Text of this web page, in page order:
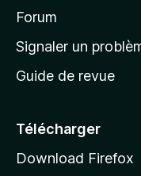
a
c
e
l
Forum
Signaler un
Guide de revue
Télécharger
Download Firefox